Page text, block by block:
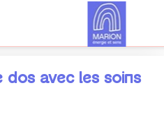
dos avec les soins